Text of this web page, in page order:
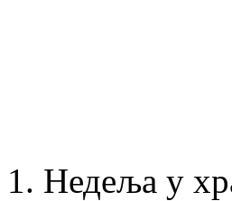
1. Недеља у